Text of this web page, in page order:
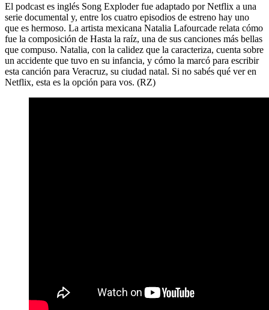
El podcast es inglés Song Exploder fue adaptado por Netflix a una
serie documental y, entre los cuatro episodios de estreno hay uno
que es hermoso. La artista mexicana Natalia Lafourcade relata cómo
fue la composición de Hasta la raíz, una de sus canciones más bellas
que compuso. Natalia, con la calidez que la caracteriza, cuenta sobre
un accidente que tuvo en su infancia, y cómo la marcó para escribir
esta canción para Veracruz, su ciudad natal. Si no sabés qué ver en
Netflix, esta es la opción para vos. (RZ)